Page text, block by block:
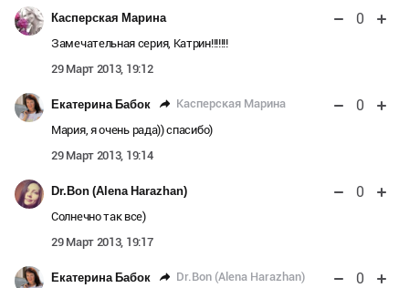
Касперская Марина 0
Замечательная серия, Катрин!!!!!!!
29 Март 2013, 19:12
Екатерина Бабок Касперская Марина 0
Мария, я очень рада)) спасибо)
29 Март 2013, 19:14
Dr.Bon (Alena Harazhan) 0
Солнечно так все)
29 Март 2013, 19:17
Екатерина Бабок Dr.Bon (Alena Harazhan) 0